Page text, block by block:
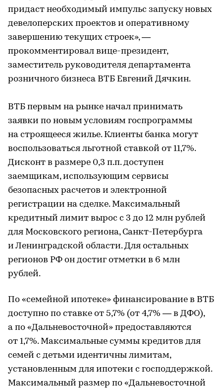
придаст необходимый импульс запуску новых
девелоперских проектов и оперативному
завершению текущих строек», —
прокомментировал вице-президент,
заместитель руководителя департамента
розничного бизнеса ВТБ Евгений Дячкин.
ВТБ первым на рынке начал принимать
заявки по новым условиям госпрограммы
на строящееся жилье. Клиенты банка могут
воспользоваться льготной ставкой от 11,7%.
Дисконт в размере 0,3 п.п. доступен
заемщикам, использующим сервисы
безопасных расчетов и электронной
регистрации на сделке. Максимальный
кредитный лимит вырос с 3 до 12 млн рублей
для Московского региона, Санкт-Петербурга
и Ленинградской области. Для остальных
регионов РФ он достиг отметки в 6 млн
рублей.
По «семейной ипотеке» финансирование в ВТБ
доступно по ставке от 5,7% (от 4,7% — в ДФО),
а по «Дальневосточной» предоставляются
от 1,7%. Максимальные суммы кредитов для
семей с детьми идентичны лимитам,
установленным для ипотеки с господдержкой.
Максимальный размер по «Дальневосточной